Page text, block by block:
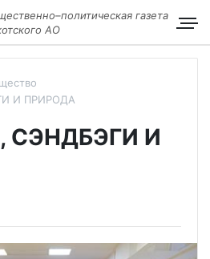
газета
АО
И ПРИРОДА
СЭНДБЭГИ И